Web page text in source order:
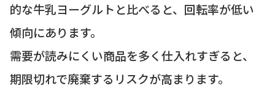
的な牛乳ヨーグルトと比べると、回転率が低い
傾向にあります。
需要が読みにくい商品を多く仕入れすぎると、
期限切れで廃棄するリスクが高まります。